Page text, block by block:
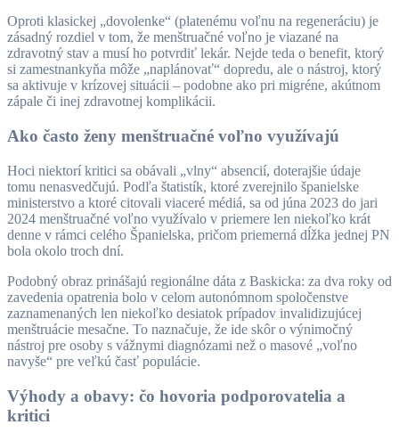
Oproti klasickej „dovolenke“ (platenému voľnu na regeneráciu) je
zásadný rozdiel v tom, že menštruačné voľno je viazané na
zdravotný stav a musí ho potvrdiť lekár. Nejde teda o benefit, ktorý
si zamestnankyňa môže „naplánovať“ dopredu, ale o nástroj, ktorý
sa aktivuje v krízovej situácii – podobne ako pri migréne, akútnom
zápale či inej zdravotnej komplikácii.
Ako často ženy menštruačné voľno využívajú
Hoci niektorí kritici sa obávali „vlny“ absencií, doterajšie údaje
tomu nenasvedčujú. Podľa štatistík, ktoré zverejnilo španielske
ministerstvo a ktoré citovali viaceré médiá, sa od júna 2023 do jari
2024 menštruačné voľno využívalo v priemere len niekoľko krát
denne v rámci celého Španielska, pričom priemerná dĺžka jednej PN
bola okolo troch dní.
Podobný obraz prinášajú regionálne dáta z Baskicka: za dva roky od
zavedenia opatrenia bolo v celom autonómnom spoločenstve
zaznamenaných len niekoľko desiatok prípadov invalidizujúcej
menštruácie mesačne. To naznačuje, že ide skôr o výnimočný
nástroj pre osoby s vážnymi diagnózami než o masové „voľno
navyše“ pre veľkú časť populácie.
Výhody a obavy: čo hovoria podporovatelia a
kritici